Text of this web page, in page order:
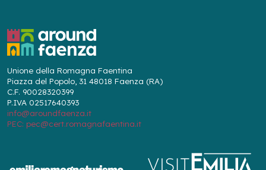
Unione della Romagna Faentina
Piazza del Popolo, 31 48018 Faenza (RA)
C.F. 90028320399
P.IVA 02517640393
info@aroundfaenza.it
PEC: pec@cert.romagnafaentina.it